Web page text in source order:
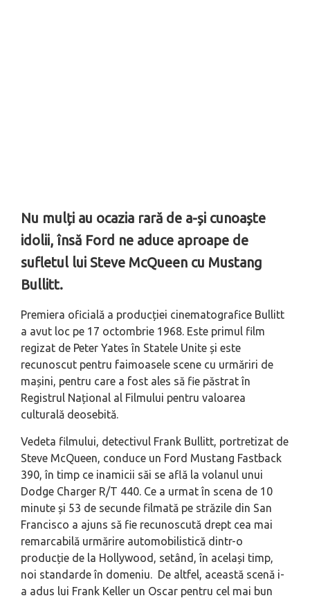
Nu mulți au ocazia rară de a-și cunoaște
idolii, însă Ford ne aduce aproape de
sufletul lui Steve McQueen cu Mustang
Bullitt.
Premiera oficială a producției cinematografice Bullitt
a avut loc pe 17 octombrie 1968. Este primul film
regizat de Peter Yates în Statele Unite și este
recunoscut pentru faimoasele scene cu urmăriri de
mașini, pentru care a fost ales să fie păstrat în
Registrul Național al Filmului pentru valoarea
culturală deosebită.
Vedeta filmului, detectivul Frank Bullitt, portretizat de
Steve McQueen, conduce un Ford Mustang Fastback
390, în timp ce inamicii săi se află la volanul unui
Dodge Charger R/T 440. Ce a urmat în scena de 10
minute și 53 de secunde filmată pe străzile din San
Francisco a ajuns să fie recunoscută drept cea mai
remarcabilă urmărire automobilistică dintr-o
producție de la Hollywood, setând, în același timp,
noi standarde în domeniu. De altfel, această scenă i-
a adus lui Frank Keller un Oscar pentru cel mai bun